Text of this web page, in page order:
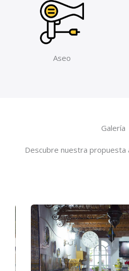
Aseo
Galería
Descubre nuestra propuesta